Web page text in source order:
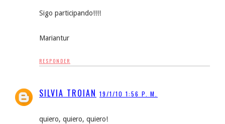
Sigo participando!!!!
Mariantur
RESPONDER
SILVIA TROIAN 19/1/10 1:56 P. M.
quiero, quiero, quiero!